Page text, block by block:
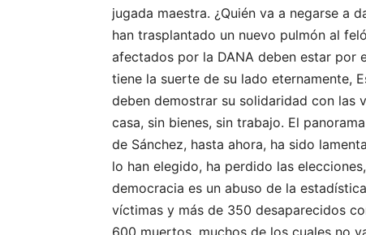
jugada maestra. ¿Quién va a negarse a
han trasplantado un nuevo pulmón al
afectados por la DANA deben estar por
tiene la suerte de su lado eternamente,
deben demostrar su solidaridad con las
casa, sin bienes, sin trabajo. El
de Sánchez, hasta ahora, ha sido
lo han elegido, ha perdido las
democracia es un abuso de la
víctimas y más de 350 desaparecidos
600 muertos, muchos de los cuales no